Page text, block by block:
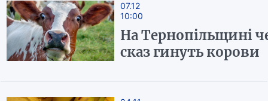
07.12
10:00
На Тернопільщині
сказ гинуть корови